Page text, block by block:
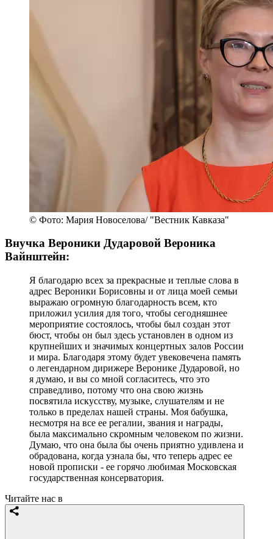
© Фото: Мария Новоселова/ "Вестник Кавказа"
Внучка Вероники Дударовой Вероника
Вайнштейн:
Я благодарю всех за прекрасные и теплые слова в
адрес Вероники Борисовны и от лица моей семьи
выражаю огромную благодарность всем, кто
приложил усилия для того, чтобы сегодняшнее
мероприятие состоялось, чтобы был создан этот
бюст, чтобы он был здесь установлен в одном из
крупнейших и значимых концертных залов России
и мира. Благодаря этому будет увековечена память
о легендарном дирижере Веронике Дударовой, но
я думаю, и вы со мной согласитесь, что это
справедливо, потому что она свою жизнь
посвятила искусству, музыке, слушателям и не
только в пределах нашей страны. Моя бабушка,
несмотря на все ее регалии, звания и награды,
была максимально скромным человеком по жизни.
Думаю, что она была бы очень приятно удивлена и
обрадована, когда узнала бы, что теперь адрес ее
новой прописки - ее горячо любимая Московская
государственная консерватория.
Читайте нас в